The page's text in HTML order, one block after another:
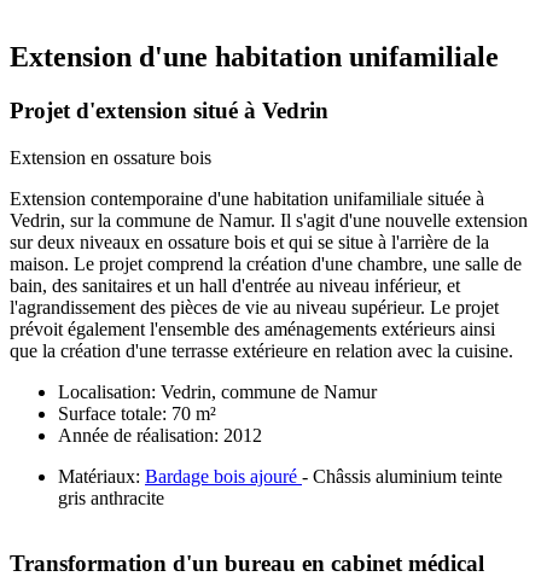
d'Ariane
Extension d'une habitation unifamiliale
Projet d'extension situé à Vedrin
Extension en ossature bois
Extension contemporaine d'une habitation unifamiliale située à
Vedrin, sur la commune de Namur. Il s'agit d'une nouvelle extension
sur deux niveaux en ossature bois et qui se situe à l'arrière de la
maison. Le projet comprend la création d'une chambre, une salle de
bain, des sanitaires et un hall d'entrée au niveau inférieur, et
l'agrandissement des pièces de vie au niveau supérieur. Le projet
prévoit également l'ensemble des aménagements extérieurs ainsi
que la création d'une terrasse extérieure en relation avec la cuisine.
Localisation: Vedrin, commune de Namur
Surface totale: 70 m²
Année de réalisation: 2012
Matériaux: Bardage bois ajouré - Châssis aluminium teinte
gris anthracite
Transformation d'un bureau en cabinet médical